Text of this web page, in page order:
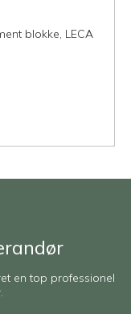
blokke, LECA
en top professionel